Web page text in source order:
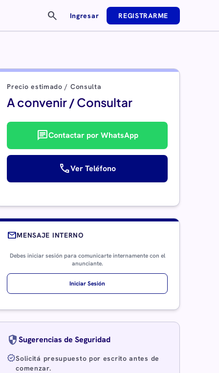
search Ingresar REGISTRARME
Precio estimado / Consulta
A convenir / Consultar
chatContactar por WhatsApp
callVer Teléfono
mailMENSAJE INTERNO
Debes iniciar sesión para comunicarte internamente con el
anunciante.
Iniciar Sesión
securitySugerencias de Seguridad
verifiedSolicitá presupuesto por escrito antes de
comenzar.